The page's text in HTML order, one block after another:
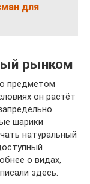
для
рынком
предметом
он растёт
шарики
натуральный
о видах,
здесь.